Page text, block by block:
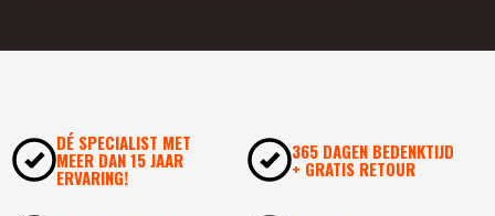
DÉ SPECIALIST MET
MEER DAN 15 JAAR
ERVARING!
365 DAGEN BEDENKTIJD
+ GRATIS RETOUR